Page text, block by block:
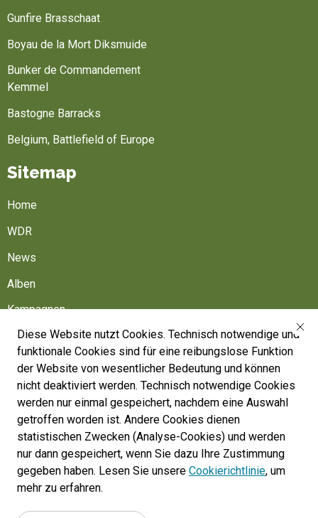
Diese Website nutzt Cookies. Technisch notwendige und
funktionale Cookies sind für eine reibungslose Funktion
der Website von wesentlicher Bedeutung und können
nicht deaktiviert werden. Technisch notwendige Cookies
werden nur einmal gespeichert, nachdem eine Auswahl
getroffen worden ist. Andere Cookies dienen
statistischen Zwecken (Analyse-Cookies) und werden
nur dann gespeichert, wenn Sie dazu Ihre Zustimmung
gegeben haben. Lesen Sie unsere Cookierichtlinie, um
mehr zu erfahren.
Gunfire Brasschaat
Boyau de la Mort Diksmuide
Bunker de Commandement
Kemmel
Bastogne Barracks
Belgium, Battlefield of Europe
Sitemap
Home
WDR
News
Alben
Kampagnen
Friedhöfe
Belgische Armee
Machen Sie mit
Folgen Sie uns
War Heritage Institute
Belgium, Battlefield of Europe